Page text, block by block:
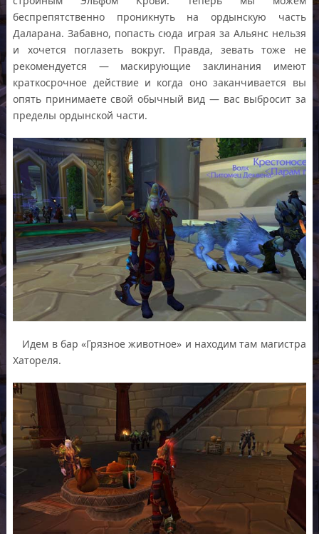
беспрепятственно проникнуть на ордынскую часть
Даларана. Забавно, попасть сюда играя за Альянс нельзя
и хочется поглазеть вокруг. Правда, зевать тоже не
рекомендуется — маскирующие заклинания имеют
краткосрочное действие и когда оно заканчивается вы
опять принимаете свой обычный вид — вас выбросит за
пределы ордынской части.
Идем в бар «Грязное животное» и находим там магистра
Хатореля.